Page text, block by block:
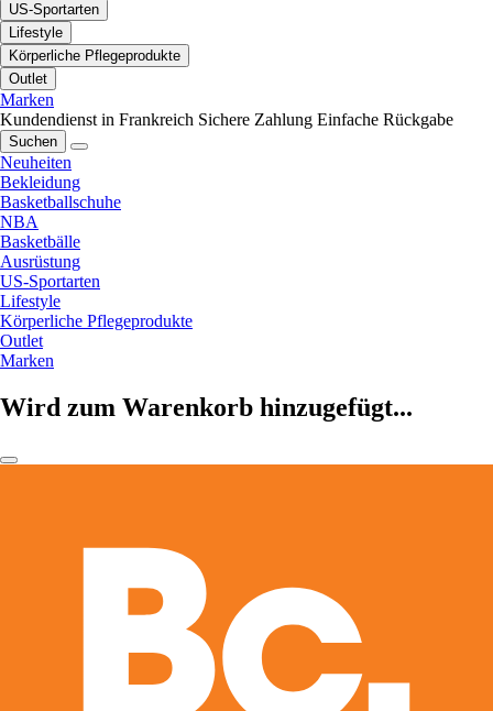
US-Sportarten
Lifestyle
Körperliche Pflegeprodukte
Outlet
Marken
Kundendienst in Frankreich Sichere Zahlung Einfache Rückgabe
Suchen
Neuheiten
Bekleidung
Basketballschuhe
NBA
Basketbälle
Ausrüstung
US-Sportarten
Lifestyle
Körperliche Pflegeprodukte
Outlet
Marken
Wird zum Warenkorb hinzugefügt...